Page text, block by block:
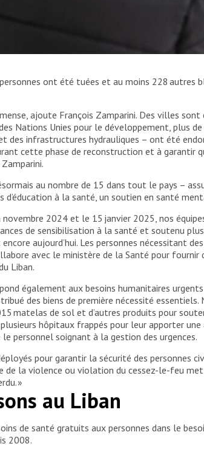
ont été tuées et au moins 228 autres
ajoute François Zamparini. Des villes
Nations Unies pour le développement, plus
des infrastructures hydrauliques – ont été
cette phase de reconstruction et à garantir
au nombre de 15 dans tout le pays –
d’éducation à la santé, un soutien en santé
novembre 2024 et le 15 janvier 2025, nos
de sensibilisation à la santé et soutenu
aujourd’hui. Les personnes nécessitant
avec le ministère de la Santé pour
Liban.
également aux besoins humanitaires
des biens de première nécessité
matelas de sol et d’autres produits pour
hôpitaux frappés pour leur apporter
personnel soignant à la gestion des urgences.
pour garantir la sécurité des personnes
de la violence ou violation du cessez-le-feu
»
au Liban
de santé gratuits aux personnes dans le
2008.